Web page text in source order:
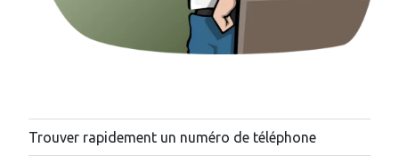
Trouver rapidement un numéro de téléphone